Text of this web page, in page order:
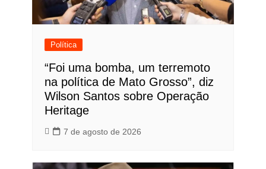
Política
“Foi uma bomba, um terremoto
na política de Mato Grosso”, diz
Wilson Santos sobre Operação
Heritage
7 de agosto de 2026